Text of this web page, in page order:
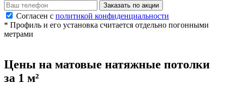
Заказать по акции
Согласен с политикой конфиденциальности
* Профиль и его установка считается отдельно погонными
метрами
Цены на матовые натяжные потолки
за 1 м²